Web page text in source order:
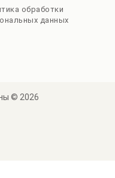
обработки
данных
© 2026